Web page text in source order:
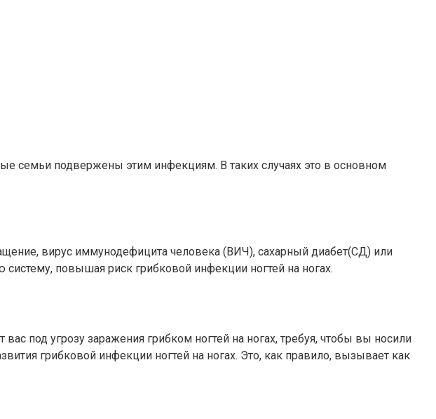
семьи подвержены этим инфекциям. В таких случаях это в основном
вирус иммунодефицита человека (ВИЧ), сахарный диабет(СД) или
повышая риск грибковой инфекции ногтей на ногах.
под угрозу заражения грибком ногтей на ногах, требуя, чтобы вы носили
грибковой инфекции ногтей на ногах. Это, как правило, вызывает как